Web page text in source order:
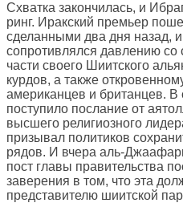
Схватка закончилась, и
ринг. Иракский премьер
сделанными два дня назад,
сопротивлялся давлению со
части своего Шиитского
курдов, а также
американцев и британцев.
поступило послание от
высшего религиозного
призывал политиков
рядов. И вчера аль-
пост главы правительства
заверения в том, что эта
представителю шиитской